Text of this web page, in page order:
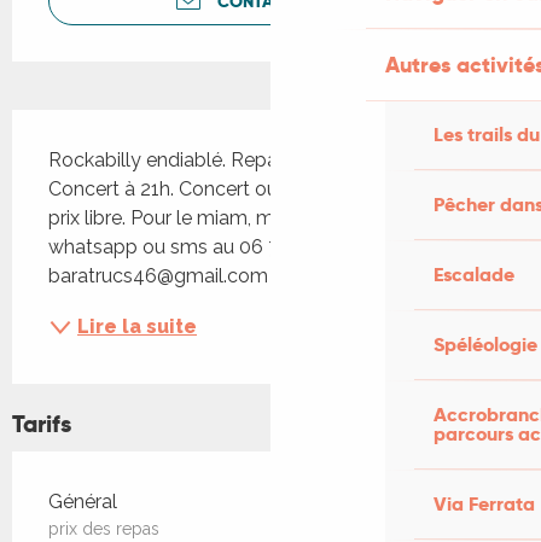
Autres
Les trails
Pêcher
Escalade
Spéléologie
parcours
Via Ferrata
Rockabilly endiablé. Repas à partir de 19h30.
Concert à 21h. Concert ouvert à toutes et tous, à
prix libre. Pour le miam, merci de réserver par
whatsapp ou sms au 06 70 06 28 90 ou par mail
baratrucs46@gmail.com
Lire la suite
Tarifs
Tarifs 2026
Général
prix des repas